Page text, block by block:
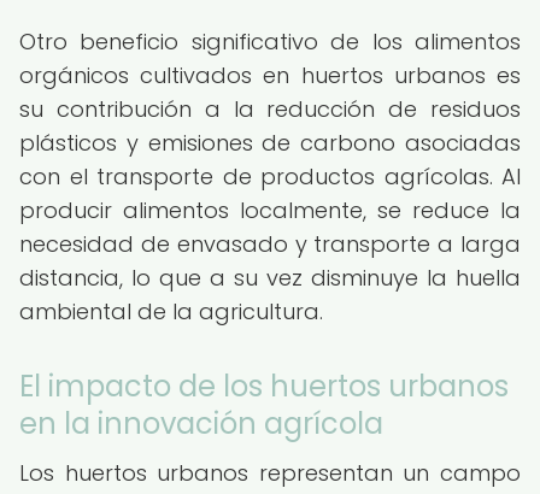
Otro beneficio significativo de los alimentos
orgánicos cultivados en huertos urbanos es
su contribución a la reducción de residuos
plásticos y emisiones de carbono asociadas
con el transporte de productos agrícolas. Al
producir alimentos localmente, se reduce la
necesidad de envasado y transporte a larga
distancia, lo que a su vez disminuye la huella
ambiental de la agricultura.
El impacto de los huertos urbanos
en la innovación agrícola
Los huertos urbanos representan un campo